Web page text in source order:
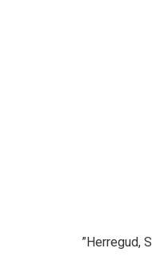
”Herregud,